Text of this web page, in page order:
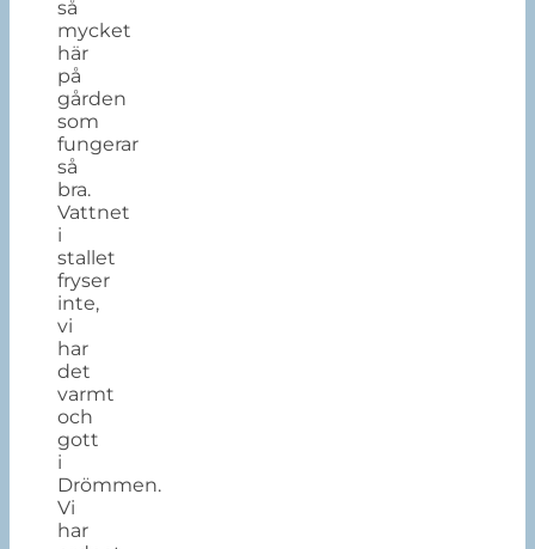
så
mycket
här
på
gården
som
fungerar
så
bra.
Vattnet
i
stallet
fryser
inte,
vi
har
det
varmt
och
gott
i
Drömmen.
Vi
har